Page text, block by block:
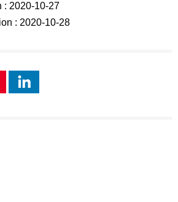
: 2020-10-27
: 2020-10-28